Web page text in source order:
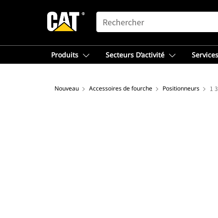
SEARCH
Produits Secteurs D’activité
Nouveau Accessoires de fourche Positionneurs 1